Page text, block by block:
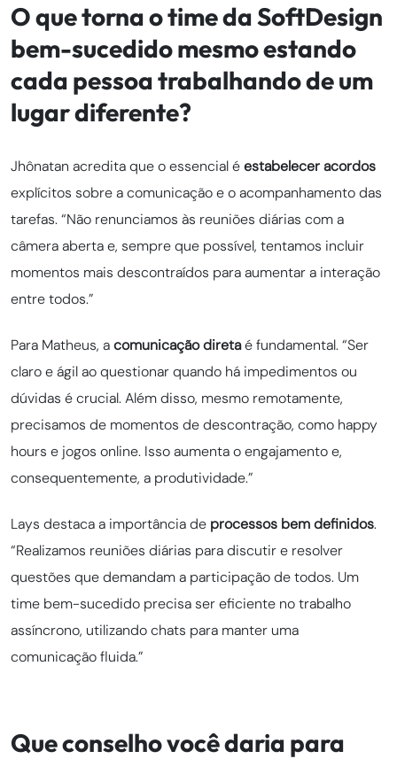
O que torna o time da SoftDesign
bem-sucedido mesmo estando
cada pessoa trabalhando de um
lugar diferente?
Jhônatan acredita que o essencial éestabelecer acordos
explícitos sobre a comunicação e o acompanhamento das
tarefas. “Não renunciamos às reuniões diárias com a
câmera aberta e, sempre que possível, tentamos incluir
momentos mais descontraídos para aumentar a interação
entre todos.”
Para Matheus, acomunicação diretaé fundamental. “Ser
claro e ágil ao questionar quando há impedimentos ou
dúvidas é crucial. Além disso, mesmo remotamente,
precisamos de momentos de descontração, como happy
hours e jogos online. Isso aumenta o engajamento e,
consequentemente, a produtividade.”
Lays destaca a importância de processos bem definidos.
“Realizamos reuniões diárias para discutir e resolver
questões que demandam a participação de todos. Um
time bem-sucedido precisa ser eficiente no trabalho
assíncrono, utilizando chats para manter uma
comunicação fluida.”
Que conselho você daria para